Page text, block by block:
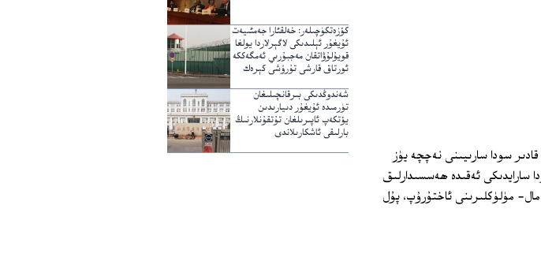
ماي ئەتىگەن سائەت 9 ئەتراپىدا رابىيە قادىر سودا سارىيىنى نەچچە يۈز
قوراللانغان ساقچى سودا سارايدىكى ئەقىدە ھەسسىدارلىق
مۈلۈكلىرىنى ئاختۇرۇپ، پۇل
كۆزەتكۈچىلەر: خەلقئارا جەمئىيەت
ئۇيغۇر ئېلىدىكى لاگېرلاردا يولغا
قويۇلۇۋاتقان مەجبۇرىي ئەمگەككە
ئورتاق قارشى تۇرۇشى كېرەك
شەندوڭدىكى بىرقانچىلىغان
تۈرمىدە ئۇيغۇر دىيارىدىن
يۆتكەپ ئاپىرىلغان تۇتقۇنلارنىڭ
بارلىقى ئاشكارىلاندى